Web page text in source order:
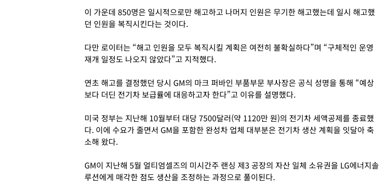
이 가운데 850명은 일시적으로만 해고하고 나머지 인원은 무기한 해고했는데 일시 해고했
던 인원을 복직시킨다는 것이다.
다만 로이터는 “해고 인원을 모두 복직시킬 계획은 여전히 불확실하다”며 “구체적인 운영
재개 일정도 나오지 않았다”고 지적했다.
연초 해고를 결정했던 당시 GM의 마크 퍼바인 부품부문 부사장은 공식 성명을 통해 “예상
보다 더딘 전기차 보급률에 대응하고자 한다”고 이유를 설명했다.
미국 정부는 지난해 10월부터 대당 7500달러(약 1120만 원)의 전기차 세액공제를 종료했
다. 이에 수요가 줄면서 GM을 포함한 완성차 업체 대부분은 전기차 생산 계획을 잇달아 축
소해 왔다.
GM이 지난해 5월 얼티엄셀즈의 미시간주 랜싱 제3 공장의 자산 일체 소유권을 LG에너지솔
루션에게 매각한 점도 생산을 조정하는 과정으로 풀이된다.